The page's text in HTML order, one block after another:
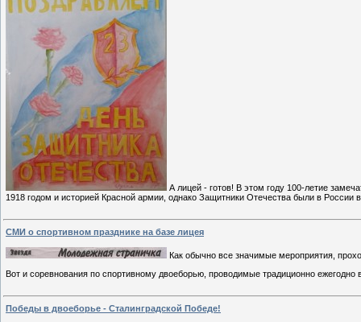
А лицей - готов! В этом году 100-летие
1918 годом и историей Красной армии, однако Защитники Отечества были в
СМИ о спортивном празднике на базе лицея
Как обычно все значимые мероприятия,
Вот и соревнования по спортивному двоеборью, проводимые традиционно
Победы в двоеборье - Сталинградской Победе!